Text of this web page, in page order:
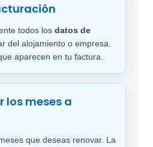
todos los datos de
del alojamiento o empresa.
aparecen en tu factura.
los meses a
que deseas renovar. La